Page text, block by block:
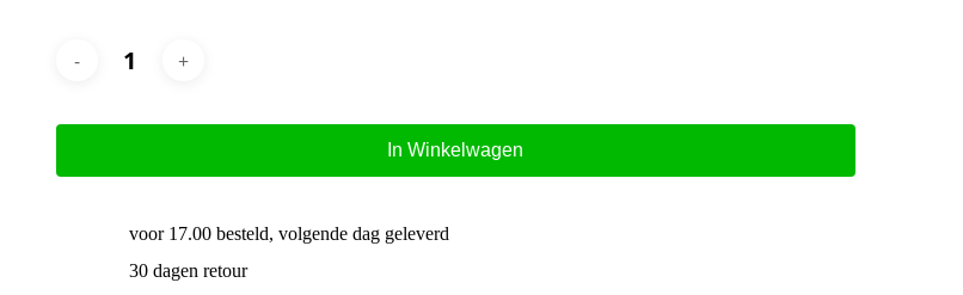
In Winkelwagen
voor 17.00 besteld, volgende dag geleverd
30 dagen retour